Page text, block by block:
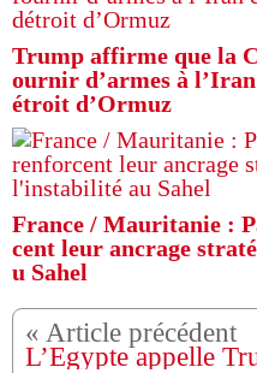
Trump affirme que la
ournir d’armes à
étroit d’Ormuz
France / Mauritanie :
cent leur ancrage
u Sahel